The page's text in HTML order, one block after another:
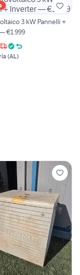
3 kW Pannelli +
€1.999
(AL)